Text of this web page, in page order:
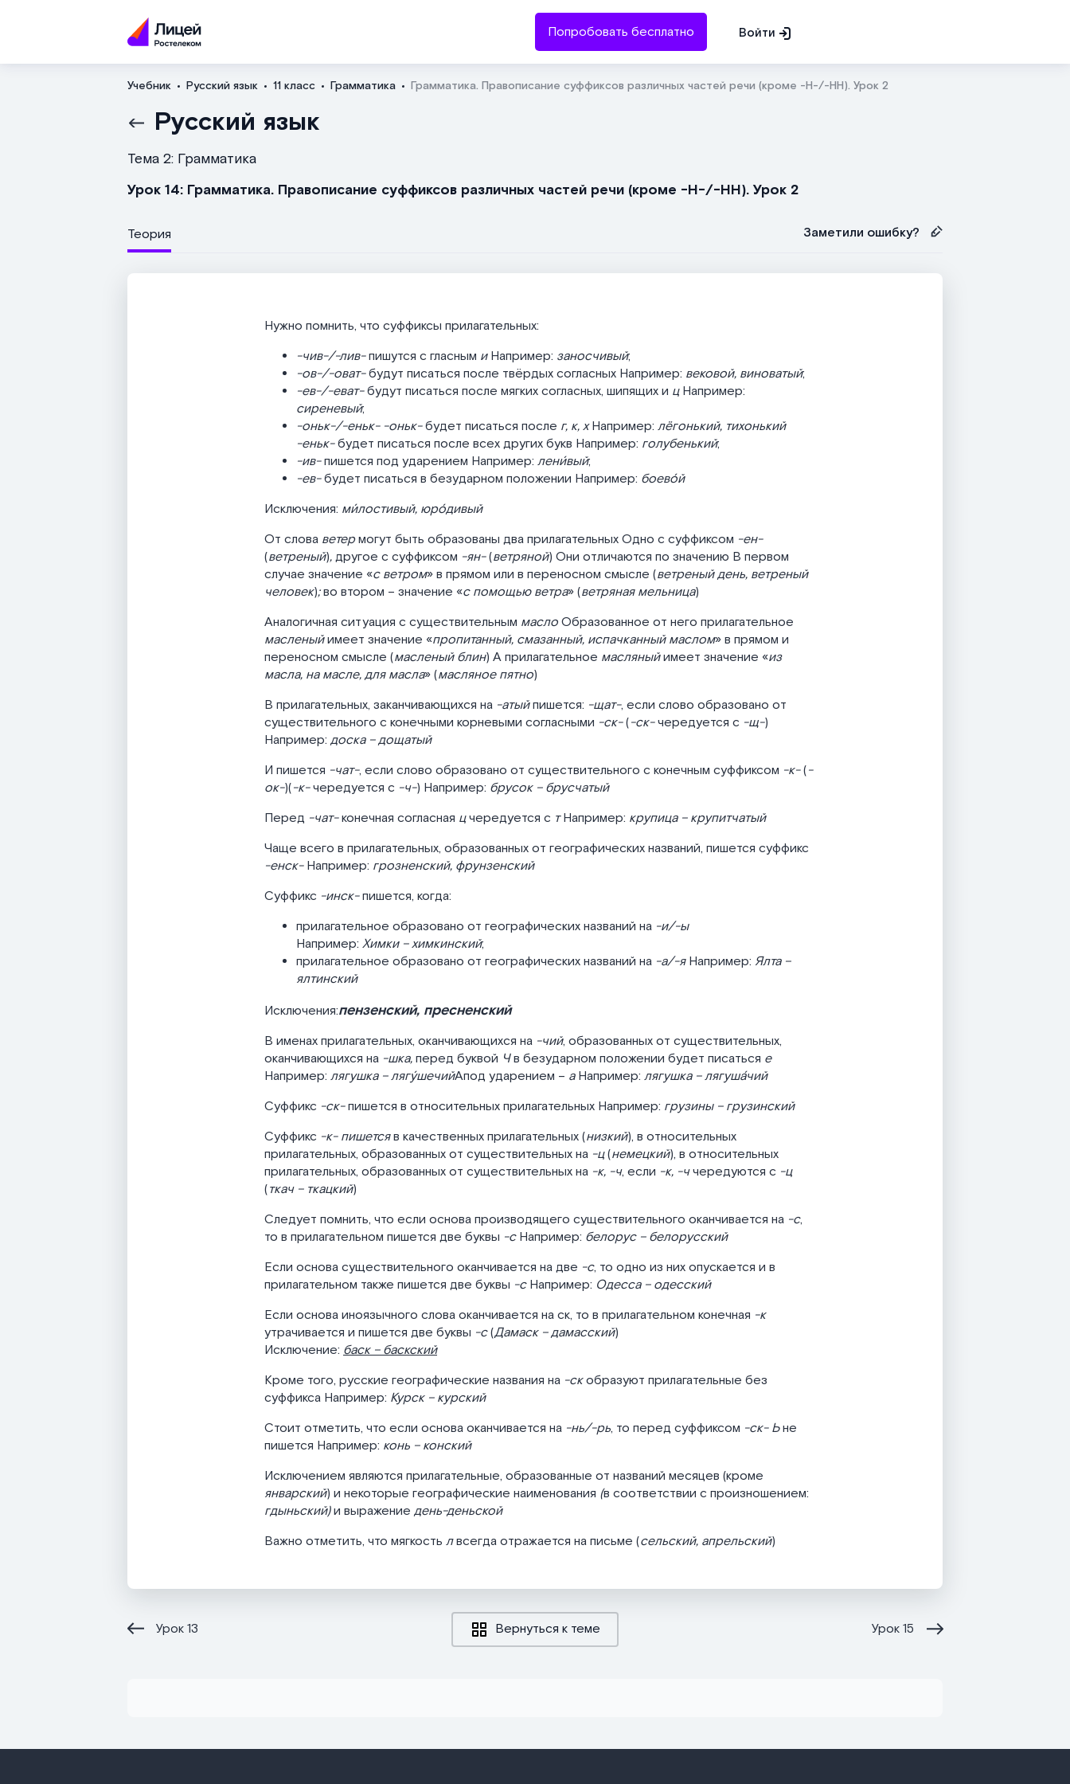
Попробовать бесплатно Войти
Учебник Русский язык 11 класс Грамматика Грамматика. Правописание суффиксов различных частей речи (кроме -Н-/-НН). Урок 2
Русский язык
Тема 2: Грамматика
Урок 14: Грамматика. Правописание суффиксов различных частей речи (кроме -Н-/-НН). Урок 2
Теория Заметили ошибку?
Нужно помнить, что суффиксы прилагательных:
-чив-/-лив-пишутся с гласным иНапример: заносчивый;
-ов-/-оват-будут писаться после твёрдых согласных Например: вековой, виноватый;
-ев-/-еват-будут писаться после мягких согласных, шипящих и цНапример:
сиреневый;
-оньк-/-еньк- -оньк-будет писаться после г, к, хНапример: лёгонький, тихонький
-еньк-будет писаться после всех других букв Например: голубенький;
-ив-пишется под ударением Например: лени́вый;
-ев-будет писаться в безударном положении Например: боево́й
Исключения: ми́лостивый, юро́дивый
От слова ветермогут быть образованы два прилагательных Одно с суффиксом -ен-
(ветреный),другое с суффиксом -ян-(ветряной) Они отличаются по значению В первом
случае значение «с ветром» в прямом или в переносном смысле (ветреный день, ветреный
человек);во втором – значение «с помощью ветра» (ветряная мельница)
Аналогичная ситуация с существительным маслоОбразованное от него прилагательное
масленыйимеет значение «пропитанный, смазанный, испачканный маслом» в прямом и
переносном смысле (масленый блин) А прилагательное масляныйимеет значение «из
масла, на масле, для масла» (масляное пятно)
В прилагательных, заканчивающихся на -атыйпишется: -щат-, если слово образовано от
существительного с конечными корневыми согласными -ск-(-ск-чередуется с -щ-)
Например: доска – дощатый
И пишется -чат-, если слово образовано от существительного с конечным суффиксом -к-(-
ок-)(-к-чередуется с -ч-) Например: брусок – брусчатый
Перед -чат-конечная согласная цчередуется с тНапример: крупица – крупитчатый
Чаще всего в прилагательных, образованных от географических названий, пишется суффикс
-енск-Например: грозненский, фрунзенский
Суффикс -инск-пишется, когда:
прилагательное образовано от географических названий на -и/-ы
Например: Химки – химкинский;
прилагательное образовано от географических названий на -а/-яНапример: Ялта –
ялтинский
Исключения:пензенский, пресненский
В именах прилагательных, оканчивающихся на -чий, образованных от существительных,
оканчивающихся на -шка,перед буквой Чв безударном положении будет писаться е
Например: лягушка – лягу́шечийАпод ударением – аНапример: лягушка – лягуша́чий
Суффикс -ск-пишется в относительных прилагательных Например: грузины – грузинский
Суффикс -к- пишетсяв качественных прилагательных (низкий), в относительных
прилагательных, образованных от существительных на -ц(немецкий), в относительных
прилагательных, образованных от существительных на -к, -ч, если -к, -ччередуются с -ц
(ткач – ткацкий)
Следует помнить, что если основа производящего существительного оканчивается на -с,
то в прилагательном пишется две буквы -сНапример: белорус – белорусский
Если основа существительного оканчивается на две -с, то одно из них опускается и в
прилагательном также пишется две буквы -сНапример: Одесса – одесский
Если основа иноязычного слова оканчивается на ск, то в прилагательном конечная -к
утрачивается и пишется две буквы -с(Дамаск – дамасский)
Исключение: баск – баскский
Кроме того, русские географические названия на -скобразуют прилагательные без
суффикса Например: Курск – курский
Стоит отметить, что если основа оканчивается на -нь/-рь, то перед суффиксом -ск- Ьне
пишется Например: конь – конский
Исключением являются прилагательные, образованные от названий месяцев (кроме
январский) и некоторые географические наименования (в соответствии с произношением:
гдыньский)и выражение день-деньской
Важно отметить, что мягкость лвсегда отражается на письме (сельский, апрельский)
Урок13 Вернуться к теме Урок15